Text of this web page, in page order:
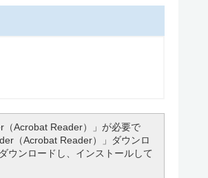
Acrobat Reader）」が必要で
（Acrobat Reader）」ダウンロ
ウンロードし、インストールして